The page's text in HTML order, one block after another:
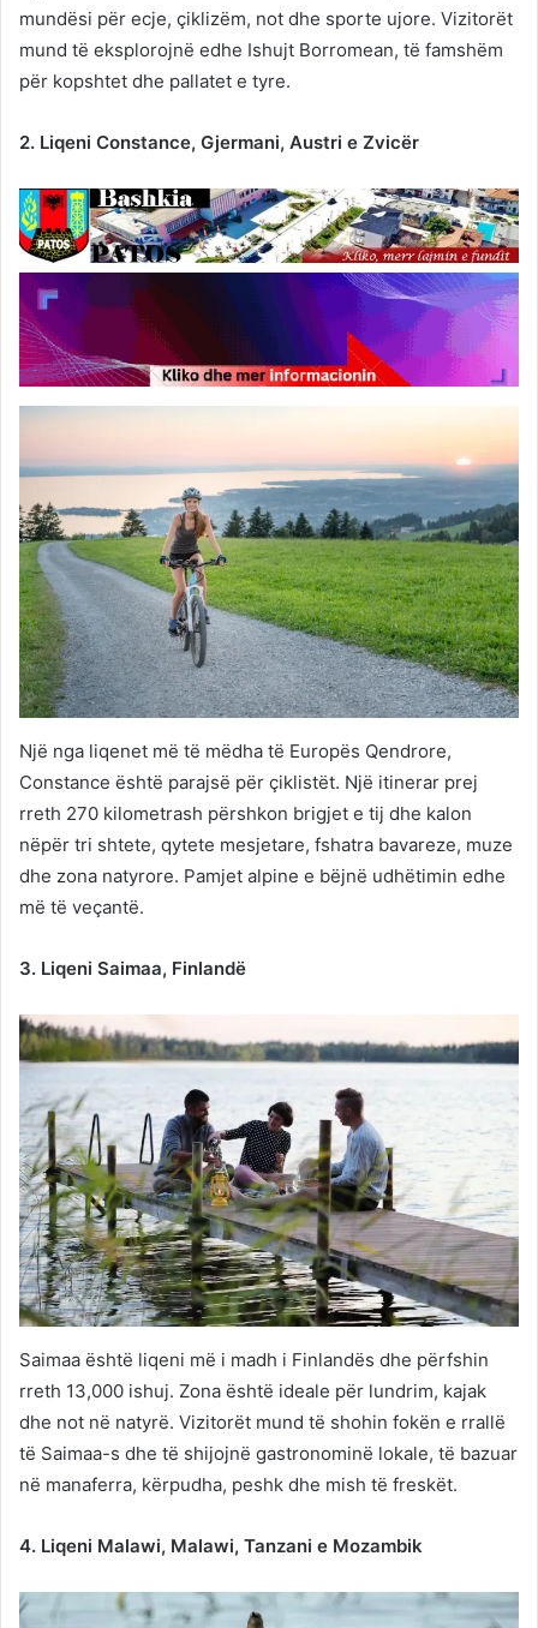
mundësi për ecje, çiklizëm, not dhe sporte ujore. Vizitorët
mund të eksplorojnë edhe Ishujt Borromean, të famshëm
për kopshtet dhe pallatet e tyre.
2. Liqeni Constance, Gjermani, Austri e Zvicër
Një nga liqenet më të mëdha të Europës Qendrore,
Constance është parajsë për çiklistët. Një itinerar prej
rreth 270 kilometrash përshkon brigjet e tij dhe kalon
nëpër tri shtete, qytete mesjetare, fshatra bavareze, muze
dhe zona natyrore. Pamjet alpine e bëjnë udhëtimin edhe
më të veçantë.
3. Liqeni Saimaa, Finlandë
Saimaa është liqeni më i madh i Finlandës dhe përfshin
rreth 13,000 ishuj. Zona është ideale për lundrim, kajak
dhe not në natyrë. Vizitorët mund të shohin fokën e rrallë
të Saimaa-s dhe të shijojnë gastronominë lokale, të bazuar
në manaferra, kërpudha, peshk dhe mish të freskët.
4. Liqeni Malawi, Malawi, Tanzani e Mozambik